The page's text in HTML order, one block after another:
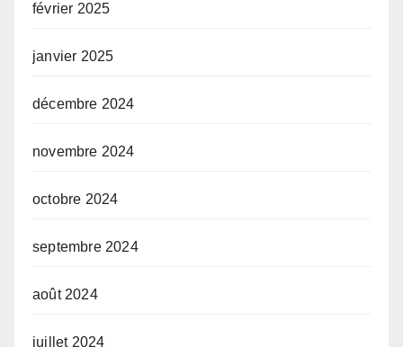
février 2025
janvier 2025
décembre 2024
novembre 2024
octobre 2024
septembre 2024
août 2024
juillet 2024